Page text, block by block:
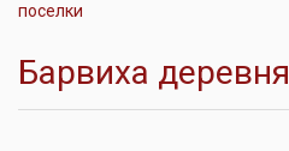
поселки
Барвиха деревня